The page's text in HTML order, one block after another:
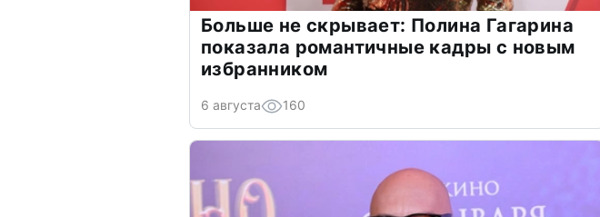
Больше не скрывает: Полина Гагарина
показала романтичные кадры с новым
избранником
6 августа 160